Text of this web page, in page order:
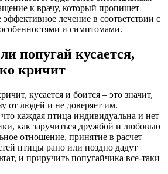
к врачу, который пропишет
лечение в соответствии с
и симптомами.
попугай кусается,
кричит
кусается и боится – это значит,
от людей и не доверяет им.
каждая птица индивидуальна и нет
как заручиться дружбой и любовью
отношение, принятие в расчет
птицы рано или поздно дадут
и приручить попугайчика все-таки